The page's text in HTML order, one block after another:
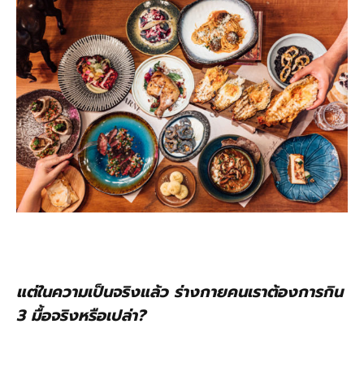
แต่ในความเป็นจริงแล้ว ร่างกายคนเราต้องการกิน
3 มื้อจริงหรือเปล่า?